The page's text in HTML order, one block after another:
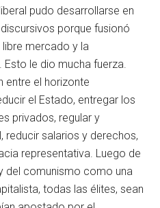
pudo desarrollarse en
porque fusionó
mercado y la
le dio mucha fuerza.
entre el horizonte
el Estado, entregar los
privados, regular y
reducir salarios y derechos,
representativa. Luego de
del comunismo como una
todas las élites, sean